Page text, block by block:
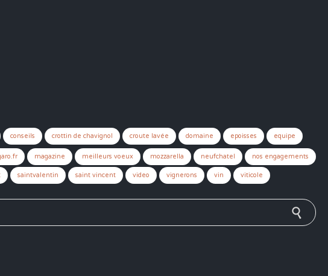
conseils crottin de chavignol croute lavée domaine epoisses equipe
magazine meilleurs voeux mozzarella neufchatel nos engagements
saintvalentin saint vincent video vignerons vin viticole